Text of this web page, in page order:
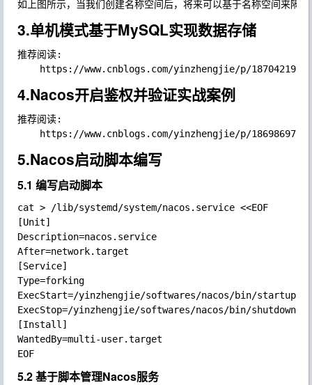
3.单机模式基于MySQL实现数据存储
推荐阅读:
4.Nacos开启鉴权并验证实战案例
推荐阅读:
5.Nacos启动脚本编写
5.1 编写启动脚本
cat > /lib/systemd/system/nacos.service <<EOF
[Unit]
Description=nacos.service
After=network.target
[Service]
Type=forking
ExecStart=/yinzhengjie/softwares/nacos/bin/
ExecStop=/yinzhengjie/softwares/nacos/bin/shutdown.sh
[Install]
WantedBy=multi-user.target
5.2 基于脚本管理Nacos服务